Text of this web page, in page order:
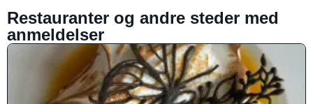
Restauranter og andre steder med
anmeldelser